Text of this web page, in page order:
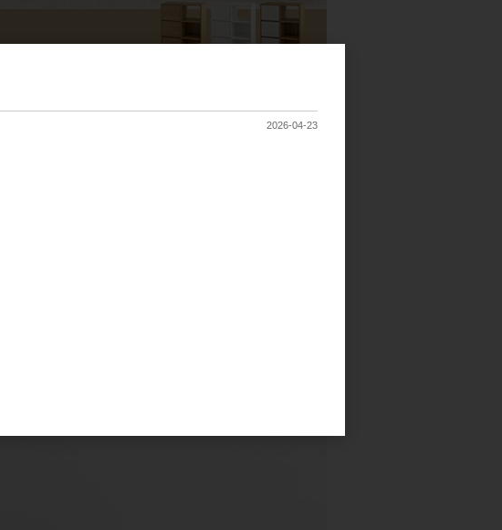
2026-04-23